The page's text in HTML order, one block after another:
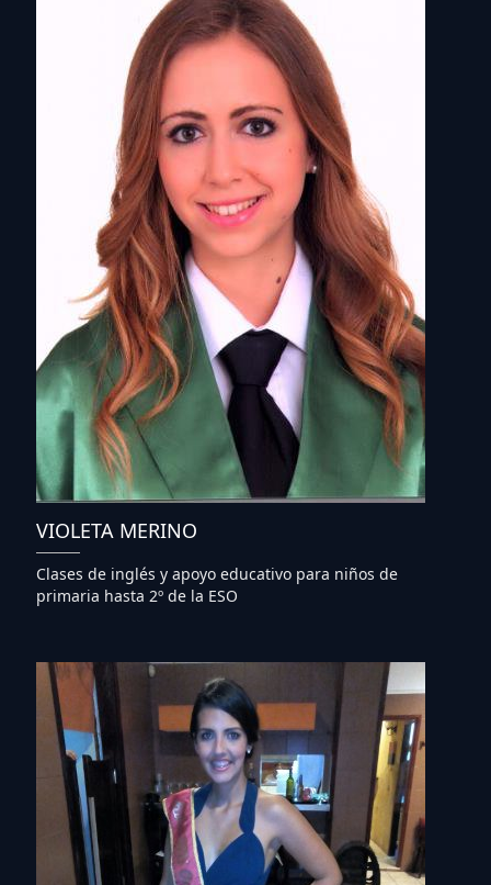
VIOLETA MERINO
Clases de inglés y apoyo educativo para niños de
primaria hasta 2º de la ESO